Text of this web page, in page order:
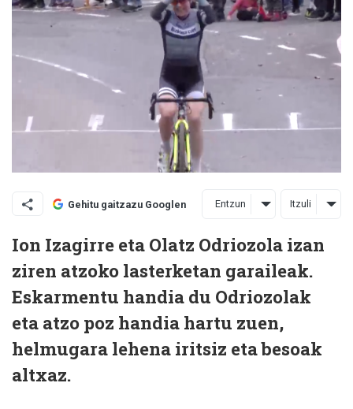
Gehitu gaitzazu Googlen Entzun Itzuli
Ion Izagirre eta Olatz Odriozola izan
ziren atzoko lasterketan garaileak.
Eskarmentu handia du Odriozolak
eta atzo poz handia hartu zuen,
helmugara lehena iritsiz eta besoak
altxaz.